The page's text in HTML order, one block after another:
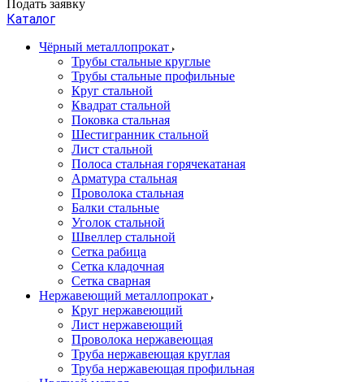
Подать заявку
Каталог
Чёрный металлопрокат
Трубы стальные круглые
Трубы стальные профильные
Круг стальной
Квадрат стальной
Поковка стальная
Шестигранник стальной
Лист стальной
Полоса стальная горячекатаная
Арматура стальная
Проволока стальная
Балки стальные
Уголок стальной
Швеллер стальной
Сетка рабица
Сетка кладочная
Сетка сварная
Нержавеющий металлопрокат
Круг нержавеющий
Лист нержавеющий
Проволока нержавеющая
Труба нержавеющая круглая
Труба нержавеющая профильная